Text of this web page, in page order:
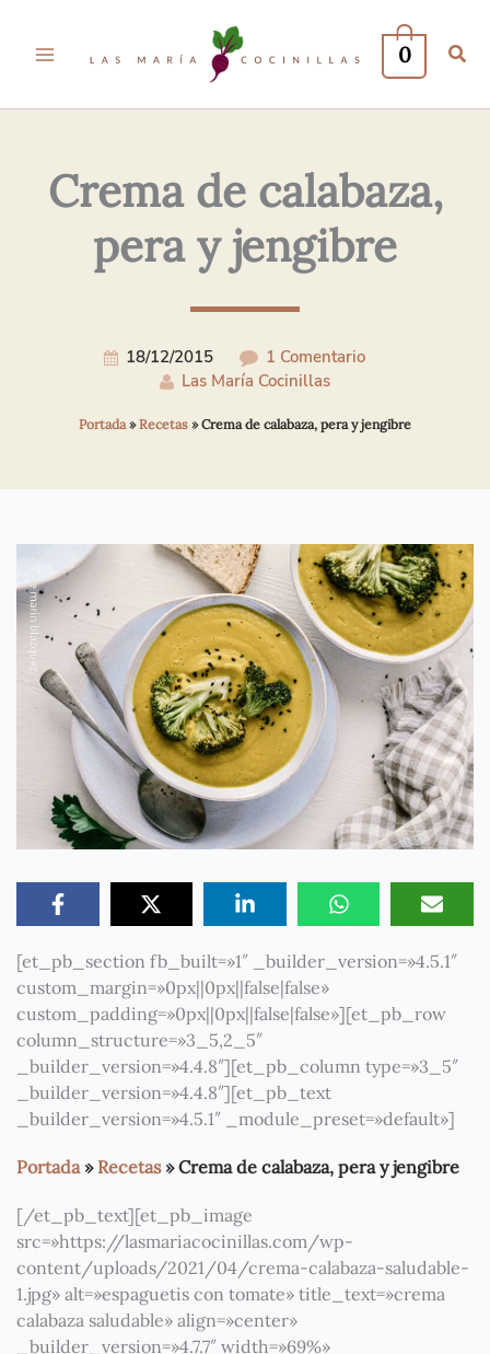
0
Crema de calabaza,
pera y jengibre
18/12/2015
1 Comentario
Las María Cocinillas
Portada»Recetas »Crema de calabaza, pera y jengibre
[et_pb_section fb_built=»1″ _builder_version=»4.5.1″
custom_margin=»0px||0px||false|false»
custom_padding=»0px||0px||false|false»][et_pb_row
column_structure=»3_5,2_5″
_builder_version=»4.4.8″][et_pb_column type=»3_5″
_builder_version=»4.4.8″][et_pb_text
_builder_version=»4.5.1″ _module_preset=»default»]
Portada» Recetas»Crema de calabaza, pera y jengibre
[/et_pb_text][et_pb_image
src=»https://lasmariacocinillas.com/wp-
content/uploads/2021/04/crema-calabaza-saludable-
1.jpg» alt=»espaguetis con tomate» title_text=»crema
calabaza saludable» align=»center»
_builder_version=»4.7.7″ width=»69%»